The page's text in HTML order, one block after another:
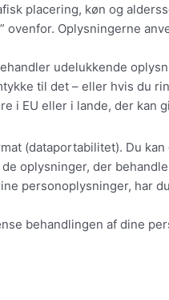
placering, køn og
Oplysningerne
udelukkende
til det – eller hvis du
i EU eller i lande, der
(dataportabilitet). Du
oplysninger, der
personoplysninger, har
behandlingen af dine